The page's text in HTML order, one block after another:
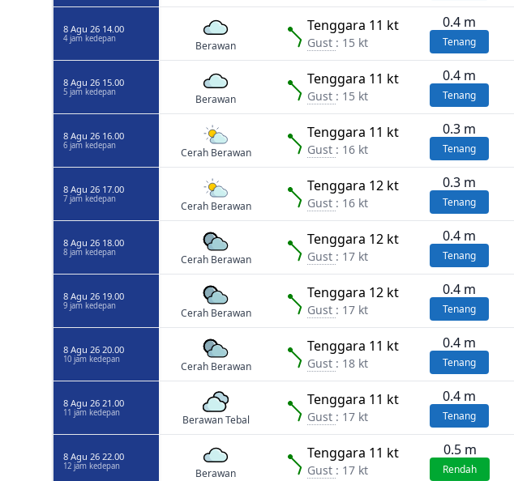
8 Agu 26 14.00
4 jam kedepan
Berawan
Tenggara 11 kt
Gust : 15 kt
0.4 m
Tenang
8 Agu 26 15.00
5 jam kedepan
Berawan
Tenggara 11 kt
Gust : 15 kt
0.4 m
Tenang
8 Agu 26 16.00
6 jam kedepan
Cerah Berawan
Tenggara 11 kt
Gust : 16 kt
0.3 m
Tenang
8 Agu 26 17.00
7 jam kedepan
Cerah Berawan
Tenggara 12 kt
Gust : 16 kt
0.3 m
Tenang
8 Agu 26 18.00
8 jam kedepan
Cerah Berawan
Tenggara 12 kt
Gust : 17 kt
0.4 m
Tenang
8 Agu 26 19.00
9 jam kedepan
Cerah Berawan
Tenggara 12 kt
Gust : 17 kt
0.4 m
Tenang
8 Agu 26 20.00
10 jam kedepan
Cerah Berawan
Tenggara 11 kt
Gust : 18 kt
0.4 m
Tenang
8 Agu 26 21.00
11 jam kedepan
Berawan Tebal
Tenggara 11 kt
Gust : 17 kt
0.4 m
Tenang
8 Agu 26 22.00
12 jam kedepan
Berawan
Tenggara 11 kt
Gust : 17 kt
0.5 m
Rendah